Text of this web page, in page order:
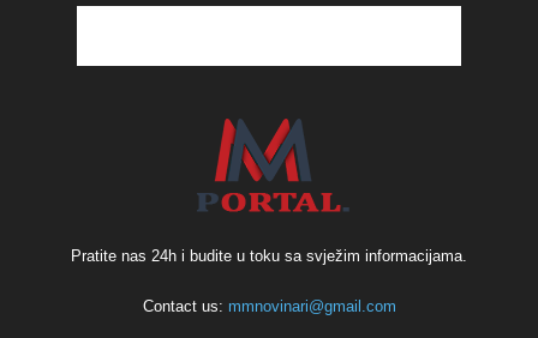
Pratite nas 24h i budite u toku sa svježim informacijama.
Contact us: mmnovinari@gmail.com